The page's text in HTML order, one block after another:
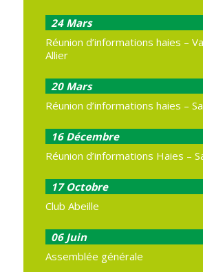
24 Mars
Réunion d’informations haies –
Allier
20 Mars
Réunion d’informations haies –
16 Décembre
Réunion d’informations Haies –
17 Octobre
Club Abeille
06 Juin
Assemblée générale